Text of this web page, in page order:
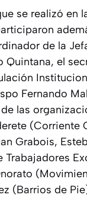
se realizó en
de la
Quintana, el
Fernando
las
(Corriente
Grabois,
Trabajadores
(Barrios de